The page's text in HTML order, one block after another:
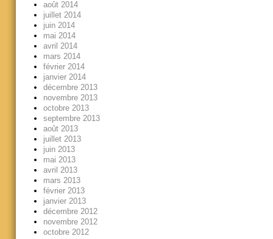
août 2014
juillet 2014
juin 2014
mai 2014
avril 2014
mars 2014
février 2014
janvier 2014
décembre 2013
novembre 2013
octobre 2013
septembre 2013
août 2013
juillet 2013
juin 2013
mai 2013
avril 2013
mars 2013
février 2013
janvier 2013
décembre 2012
novembre 2012
octobre 2012